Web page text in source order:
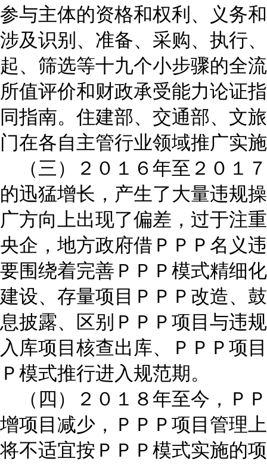
参与主体的资格和权利、义务
涉及识别、准备、采购、执行
起、筛选等十九个小步骤的全
所值评价和财政承受能力论证
同指南。住建部、交通部、文
门在各自主管行业领域推广实
（三）２０１６年至２０１
的迅猛增长，产生了大量违规
广方向上出现了偏差，过于注
央企，地方政府借ＰＰＰ名义
要围绕着完善ＰＰＰ模式精细
建设、存量项目ＰＰＰ改造、
息披露、区别ＰＰＰ项目与违
入库项目核查出库、ＰＰＰ项
Ｐ模式推行进入规范期。
（四）２０１８年至今，Ｐ
增项目减少，ＰＰＰ项目管理
将不适宜按ＰＰＰ模式实施的